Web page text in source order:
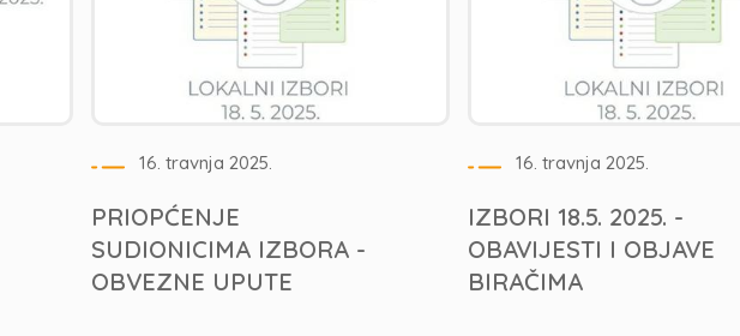
16. travnja 2025.
PRIOPĆENJE
SUDIONICIMA IZBORA -
OBVEZNE UPUTE
16. travnja 2025.
IZBORI 18.5. 2025. -
OBAVIJESTI I OBJAVE
BIRAČIMA